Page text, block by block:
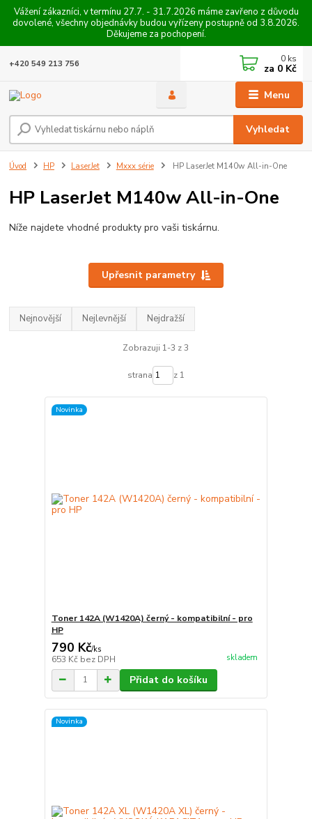
Vážení zákazníci, v termínu 27.7. - 31.7.2026 máme zavřeno z důvodu
dovolené, všechny objednávky budou vyřízeny postupně od 3.8.2026.
Děkujeme za pochopení.
Menu
Vyhledat
+420 549 213 756 0 ks
za 0 Kč
Úvod HP LaserJet Mxxx série HP LaserJet M140w All-in-One
HP LaserJet M140w All-in-One
Níže najdete vhodné produkty pro vaši tiskárnu.
Upřesnit parametry
Nejnovější Nejlevnější Nejdražší
Zobrazuji 1-3 z 3
strana z 1
Novinka
Toner 142A (W1420A) černý - kompatibilní - pro
HP
790 Kč/ks
653 Kč bez DPH skladem
Přidat do košíku
Novinka